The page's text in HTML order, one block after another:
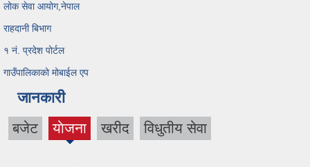
लोक सेवा आयोग,नेपाल
राहदानी बिभाग
१ नं. प्रदेश पोर्टल
गाउँपालिकाको मोबाईल एप
जानकारी
बजेट याेजना
(active
खरीद विधुतीय सेवा